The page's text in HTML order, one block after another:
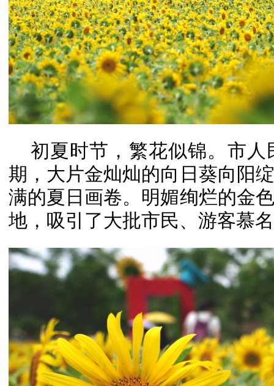
初夏时节，繁花似锦。市
期，大片金灿灿的向日葵向阳
满的夏日画卷。明媚绚烂的金
地，吸引了大批市民、游客慕